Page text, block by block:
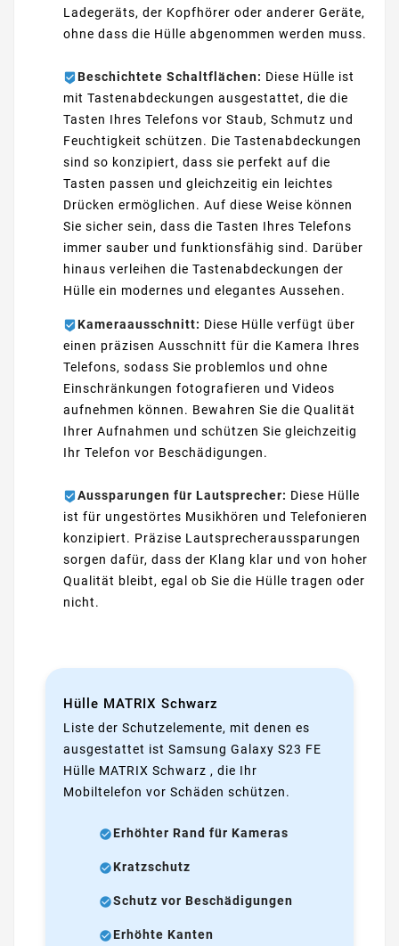
Ladegeräts, der Kopfhörer oder anderer Geräte,
ohne dass die Hülle abgenommen werden muss.
Beschichtete Schaltflächen: Diese Hülle ist
mit Tastenabdeckungen ausgestattet, die die
Tasten Ihres Telefons vor Staub, Schmutz und
Feuchtigkeit schützen. Die Tastenabdeckungen
sind so konzipiert, dass sie perfekt auf die
Tasten passen und gleichzeitig ein leichtes
Drücken ermöglichen. Auf diese Weise können
Sie sicher sein, dass die Tasten Ihres Telefons
immer sauber und funktionsfähig sind. Darüber
hinaus verleihen die Tastenabdeckungen der
Hülle ein modernes und elegantes Aussehen.
Kameraausschnitt: Diese Hülle verfügt über
einen präzisen Ausschnitt für die Kamera Ihres
Telefons, sodass Sie problemlos und ohne
Einschränkungen fotografieren und Videos
aufnehmen können. Bewahren Sie die Qualität
Ihrer Aufnahmen und schützen Sie gleichzeitig
Ihr Telefon vor Beschädigungen.
Aussparungen für Lautsprecher: Diese Hülle
ist für ungestörtes Musikhören und Telefonieren
konzipiert. Präzise Lautsprecheraussparungen
sorgen dafür, dass der Klang klar und von hoher
Qualität bleibt, egal ob Sie die Hülle tragen oder
nicht.
Hülle MATRIX Schwarz
Liste der Schutzelemente, mit denen es
ausgestattet ist Samsung Galaxy S23 FE
Hülle MATRIX Schwarz , die Ihr
Mobiltelefon vor Schäden schützen.
Erhöhter Rand für Kameras
Kratzschutz
Schutz vor Beschädigungen
Erhöhte Kanten